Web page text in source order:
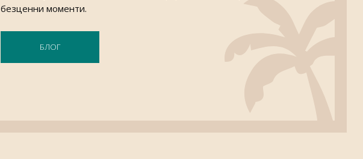
безценни моменти.
БЛОГ